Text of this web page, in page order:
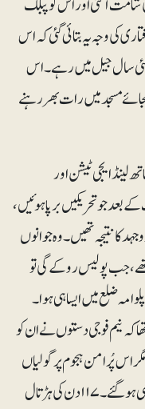
کی وجہ یہ بتائی گئی کہ اس
سال جیل میں رہے ۔ اس
مسجد میں رات بھر رہنے
لینڈ ایجی ٹیشن اور
شہادت کے بعد جو تحریکیں برپا ہوئیں،
زمینی جدوجہد کا نتیجہ تھیں۔ وہ جوانوں
جب پولیس روکے گی تو
ضلع میں ایسا ہی ہوا۔
کہ نیم فوجی دستوں نے ان کو
اس پُرامن ہجوم پر گولیاں
برسائی گئیں۔ ایک جوان ہلاک اور درجنوں زخمی ہوگئے۔ ۱۱۷ دن کی ہڑتال